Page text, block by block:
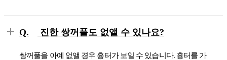
Q. 진한 쌍꺼풀도 없앨 수 있나요?
쌍꺼풀을 아예 없앨 경우 흉터가 보일 수 있습니다. 흉터를 가